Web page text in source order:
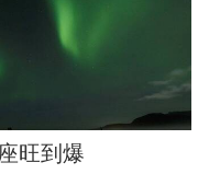
旺到爆